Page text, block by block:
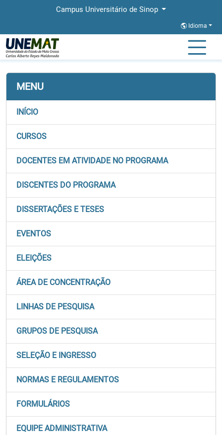
Campus Universitário de Sinop
Idioma
Página Inicial PROFLETRAS
MENU
INÍCIO
CURSOS
DOCENTES EM ATIVIDADE NO PROGRAMA
DISCENTES DO PROGRAMA
DISSERTAÇÕES E TESES
EVENTOS
ELEIÇÕES
ÁREA DE CONCENTRAÇÃO
LINHAS DE PESQUISA
GRUPOS DE PESQUISA
SELEÇÃO E INGRESSO
NORMAS E REGULAMENTOS
FORMULÁRIOS
EQUIPE ADMINISTRATIVA